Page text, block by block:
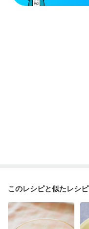
このレシピと似たレシピ